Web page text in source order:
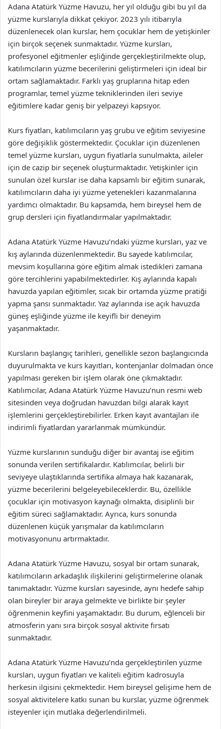
Adana Atatürk Yüzme Havuzu, her yıl olduğu gibi bu yıl da
yüzme kurslarıyla dikkat çekiyor. 2023 yılı itibarıyla
düzenlenecek olan kurslar, hem çocuklar hem de yetişkinler
için birçok seçenek sunmaktadır. Yüzme kursları,
profesyonel eğitmenler eşliğinde gerçekleştirilmekte olup,
katılımcıların yüzme becerilerini geliştirmeleri için ideal bir
ortam sağlamaktadır. Farklı yaş gruplarına hitap eden
programlar, temel yüzme tekniklerinden ileri seviye
eğitimlere kadar geniş bir yelpazeyi kapsıyor.
Kurs fiyatları, katılımcıların yaş grubu ve eğitim seviyesine
göre değişiklik göstermektedir. Çocuklar için düzenlenen
temel yüzme kursları, uygun fiyatlarla sunulmakta, aileler
için de cazip bir seçenek oluşturmaktadır. Yetişkinler için
sunulan özel kurslar ise daha kapsamlı bir eğitim sunarak,
katılımcıların daha iyi yüzme yetenekleri kazanmalarına
yardımcı olmaktadır. Bu kapsamda, hem bireysel hem de
grup dersleri için fiyatlandırmalar yapılmaktadır.
Adana Atatürk Yüzme Havuzu’ndaki yüzme kursları, yaz ve
kış aylarında düzenlenmektedir. Bu sayede katılımcılar,
mevsim koşullarına göre eğitim almak istedikleri zamana
göre tercihlerini yapabilmektedirler. Kış aylarında kapalı
havuzda yapılan eğitimler, sıcak bir ortamda yüzme pratiği
yapma şansı sunmaktadır. Yaz aylarında ise açık havuzda
güneş eşliğinde yüzme ile keyifli bir deneyim
yaşanmaktadır.
Kursların başlangıç tarihleri, genellikle sezon başlangıcında
duyurulmakta ve kurs kayıtları, kontenjanlar dolmadan önce
yapılması gereken bir işlem olarak öne çıkmaktadır.
Katılımcılar, Adana Atatürk Yüzme Havuzu’nun resmi web
sitesinden veya doğrudan havuzdan bilgi alarak kayıt
işlemlerini gerçekleştirebilirler. Erken kayıt avantajları ile
indirimli fiyatlardan yararlanmak mümkündür.
Yüzme kurslarının sunduğu diğer bir avantaj ise eğitim
sonunda verilen sertifikalardır. Katılımcılar, belirli bir
seviyeye ulaştıklarında sertifika almaya hak kazanarak,
yüzme becerilerini belgeleyebileceklerdir. Bu, özellikle
çocuklar için motivasyon kaynağı olmakta, disiplinli bir
eğitim süreci sağlamaktadır. Ayrıca, kurs sonunda
düzenlenen küçük yarışmalar da katılımcıların
motivasyonunu artırmaktadır.
Adana Atatürk Yüzme Havuzu, sosyal bir ortam sunarak,
katılımcıların arkadaşlık ilişkilerini geliştirmelerine olanak
tanımaktadır. Yüzme kursları sayesinde, aynı hedefe sahip
olan bireyler bir araya gelmekte ve birlikte bir şeyler
öğrenmenin keyfini yaşamaktadır. Bu durum, eğlenceli bir
atmosferin yanı sıra birçok sosyal aktivite fırsatı
sunmaktadır.
Adana Atatürk Yüzme Havuzu’nda gerçekleştirilen yüzme
kursları, uygun fiyatları ve kaliteli eğitim kadrosuyla
herkesin ilgisini çekmektedir. Hem bireysel gelişime hem de
sosyal aktivitelere katkı sunan bu kurslar, yüzme öğrenmek
isteyenler için mutlaka değerlendirilmeli.